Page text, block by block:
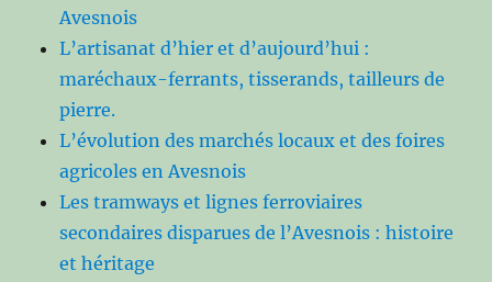
Avesnois
L’artisanat d’hier et d’aujourd’hui :
maréchaux-ferrants, tisserands, tailleurs de
pierre.
L’évolution des marchés locaux et des foires
agricoles en Avesnois
Les tramways et lignes ferroviaires
secondaires disparues de l’Avesnois : histoire
et héritage